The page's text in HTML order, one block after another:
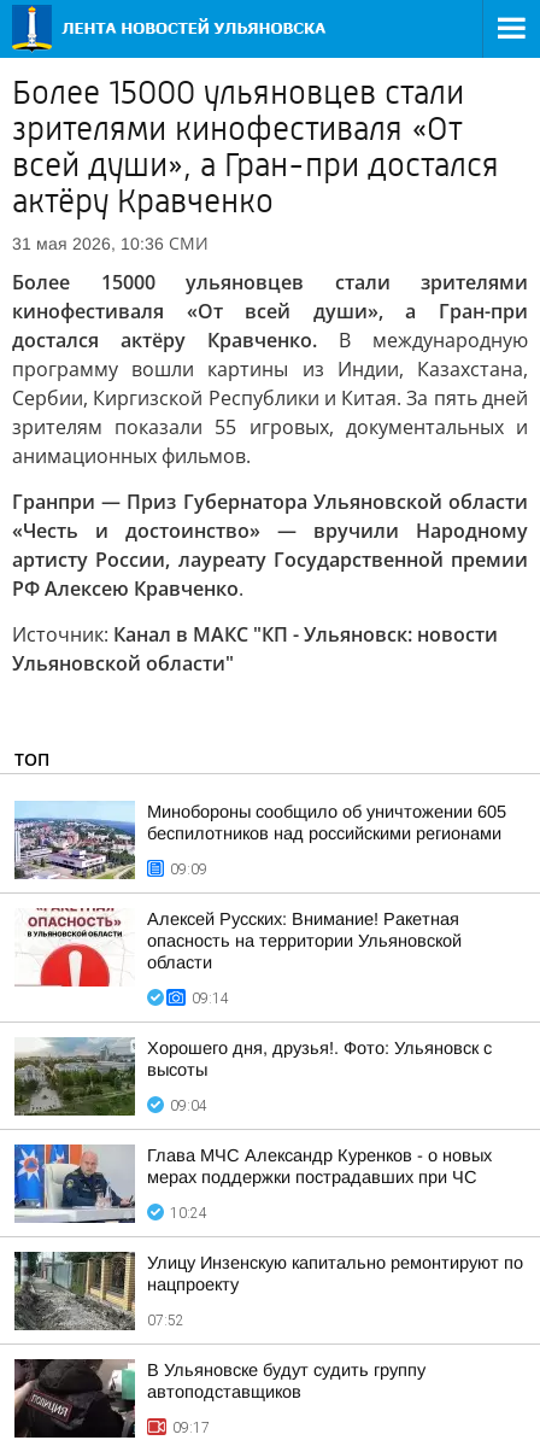
Более 15000 ульяновцев стали
зрителями кинофестиваля «От
всей души», а Гран-при достался
актёру Кравченко
31 мая 2026, 10:36 СМИ
Более 15000 ульяновцев стали зрителями
кинофестиваля «От всей души», а Гран-при
достался актёру Кравченко. В международную
программу вошли картины из Индии, Казахстана,
Сербии, Киргизской Республики и Китая. За пять дней
зрителям показали 55 игровых, документальных и
анимационных фильмов.
Гранпри — Приз Губернатора Ульяновской области
«Честь и достоинство» — вручили Народному
артисту России, лауреату Государственной премии
РФ Алексею Кравченко.
Источник: Канал в МАКС "КП - Ульяновск: новости
Ульяновской области"
ТОП
Минобороны сообщило об уничтожении 605
беспилотников над российскими регионами
09:09
Алексей Русских: Внимание! Ракетная
опасность на территории Ульяновской
области
09:14
Хорошего дня, друзья!. Фото: Ульяновск с
высоты
09:04
Глава МЧС Александр Куренков - о новых
мерах поддержки пострадавших при ЧС
10:24
Улицу Инзенскую капитально ремонтируют по
нацпроекту
07:52
В Ульяновске будут судить группу
автоподставщиков
09:17